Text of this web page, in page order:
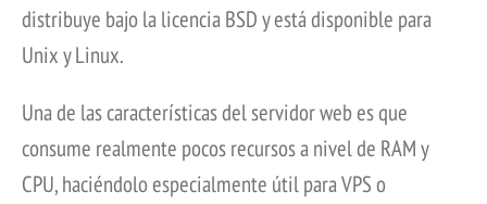
distribuye bajo la licencia BSD y está disponible para
Unix y Linux.
Una de las características del servidor web es que
consume realmente pocos recursos a nivel de RAM y
CPU, haciéndolo especialmente útil para VPS o